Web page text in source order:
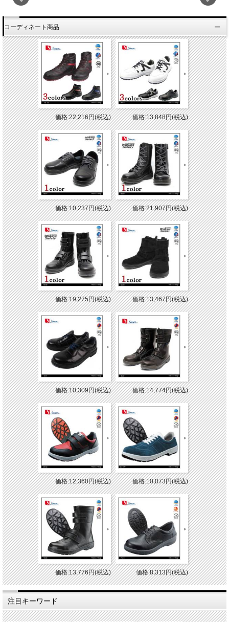
コーディネート商品
価格:22,216円(税込) 価格:13,848円(税込)
価格:10,237円(税込) 価格:21,907円(税込)
価格:19,275円(税込) 価格:13,467円(税込)
価格:10,309円(税込) 価格:14,774円(税込)
価格:12,360円(税込) 価格:10,073円(税込)
価格:13,776円(税込) 価格:8,313円(税込)
注目キーワード